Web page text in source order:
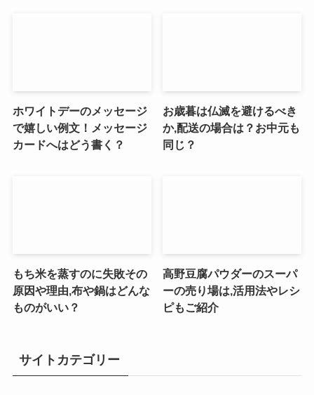
ホワイトデーのメッセージ
で嬉しい例文！メッセージ
カードへはどう書く？
お歳暮は仏滅を避けるべき
か,配送の場合は？お中元も
同じ？
もち米を蒸すのに失敗その
原因や理由,布や鍋はどんな
ものがいい？
高野豆腐パウダーのスーパ
ーの売り場は,活用法やレシ
ピもご紹介
サイトカテゴリー